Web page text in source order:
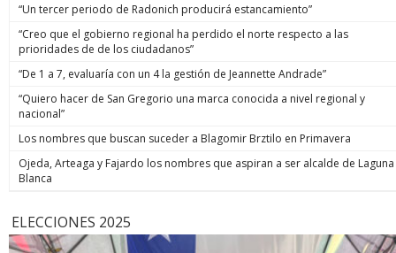
“Un tercer periodo de Radonich producirá estancamiento”
“Creo que el gobierno regional ha perdido el norte respecto a las
prioridades de de los ciudadanos”
“De 1 a 7, evaluaría con un 4 la gestión de Jeannette Andrade”
“Quiero hacer de San Gregorio una marca conocida a nivel regional y
nacional”
Los nombres que buscan suceder a Blagomir Brztilo en Primavera
Ojeda, Arteaga y Fajardo los nombres que aspiran a ser alcalde de Laguna
Blanca
ELECCIONES 2025